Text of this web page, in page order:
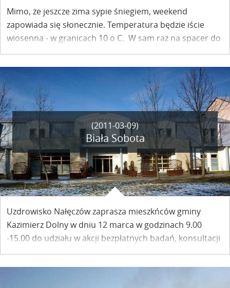
Mimo, że jeszcze zima sypie śniegiem, weekend
zapowiada się słonecznie. Temperatura będzie iście
wiosenna - w granicach 10 o C. W sam raz na spacer do
Kazimierza. Nie oznacza to jeszcze, że napijemy się
herbatki pod parasolem, ale kawiarenki nie tylko w
rynku zapraszają wszystkich tych, których zmęczy
wędrówka po kazimierskich drogach i bezdrożach.
(2011-03-09)
Biała Sobota
Uzdrowisko Nałęczów zaprasza mieszkńców gminy
Kazimierz Dolny w dniu 12 marca w godzinach 9.00
-15.00 do udziału w akcji bezpłatnych badań, konsultacji
medycznych i zabiegów. Wymagana wcześniejsza
rezerwacja.